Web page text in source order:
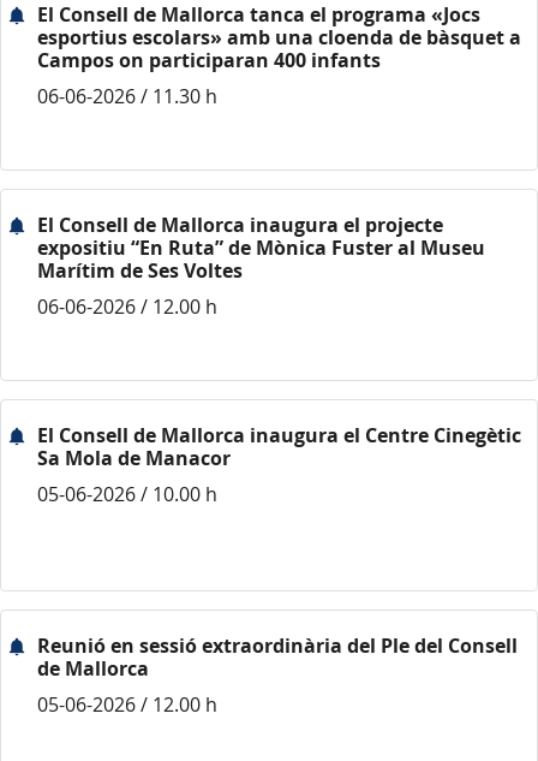
El Consell de Mallorca tanca el programa «Jocs
esportius escolars» amb una cloenda de bàsquet a
Campos on participaran 400 infants
06-06-2026 / 11.30 h
El Consell de Mallorca inaugura el projecte
expositiu “En Ruta” de Mònica Fuster al Museu
Marítim de Ses Voltes
06-06-2026 / 12.00 h
El Consell de Mallorca inaugura el Centre Cinegètic
Sa Mola de Manacor
05-06-2026 / 10.00 h
Reunió en sessió extraordinària del Ple del Consell
de Mallorca
05-06-2026 / 12.00 h